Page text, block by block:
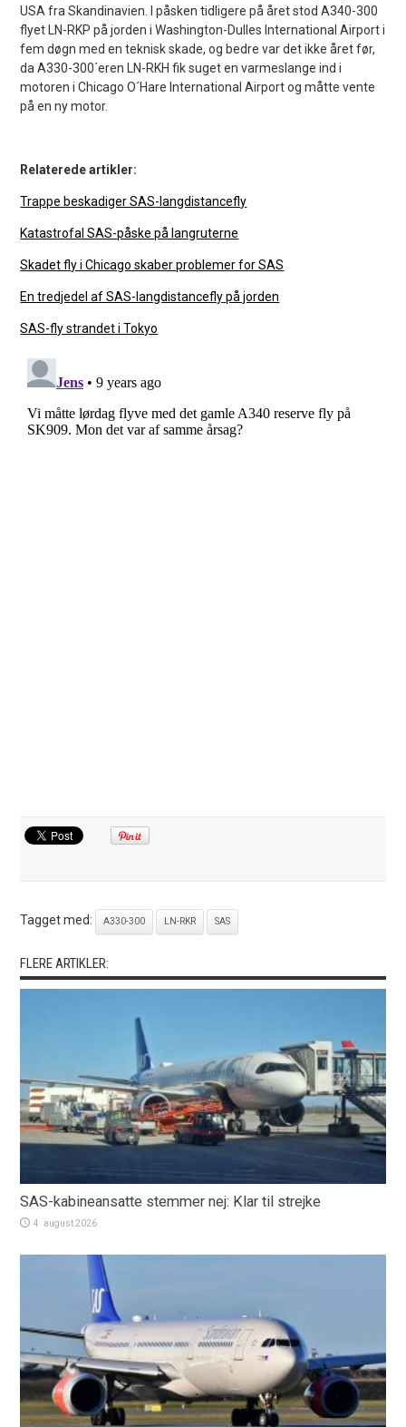
USA fra Skandinavien. I påsken tidligere på året stod A340-300
flyet LN-RKP på jorden i Washington-Dulles International Airport i
fem døgn med en teknisk skade, og bedre var det ikke året før,
da A330-300´eren LN-RKH fik suget en varmeslange ind i
motoren i Chicago O´Hare International Airport og måtte vente
på en ny motor.
Relaterede artikler:
Trappe beskadiger SAS-langdistancefly
Katastrofal SAS-påske på langruterne
Skadet fly i Chicago skaber problemer for SAS
En tredjedel af SAS-langdistancefly på jorden
SAS-fly strandet i Tokyo
Tagget med: A330-300 LN-RKR SAS
FLERE ARTIKLER:
SAS-kabineansatte stemmer nej: Klar til strejke
4. august 2026